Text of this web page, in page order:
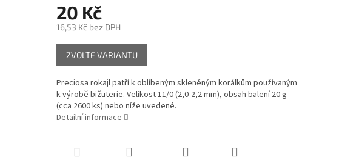
20 Kč
16,53 Kč bez DPH
Měrná
cena:
ZVOLTE VARIANTU
Preciosa rokajl patří k oblíbeným skleněným korálkům používaným
k výrobě bižuterie. Velikost 11/0 (2,0-2,2 mm), obsah balení 20 g
(cca 2600 ks) nebo níže uvedené.
Detailní informace